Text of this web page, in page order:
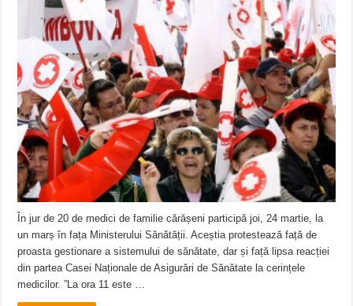
În jur de 20 de medici de familie cărășeni participă joi, 24 martie, la
un marș în fața Ministerului Sănătății. Aceștia protestează față de
proasta gestionare a sistemului de sănătate, dar și față lipsa reacției
din partea Casei Naționale de Asigurări de Sănătate la cerințele
medicilor. ”La ora 11 este …